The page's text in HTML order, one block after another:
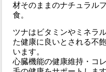
材そのままのナチュラル
食。
ツナはビタミンやミネラ
た健康に良いとされる不
います。
心臓機能の健康維持・コ